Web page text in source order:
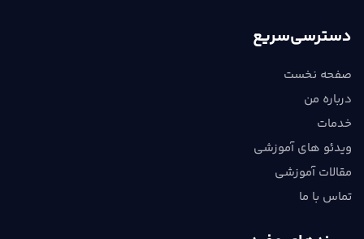
دسترسی‌سریع
صفحه نخست
درباره من
خدمات
ویدئو های آموزشی
مقالات آموزشی
تماس با ما